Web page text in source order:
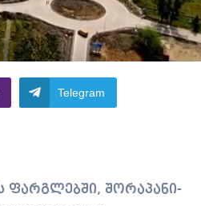
Telegram